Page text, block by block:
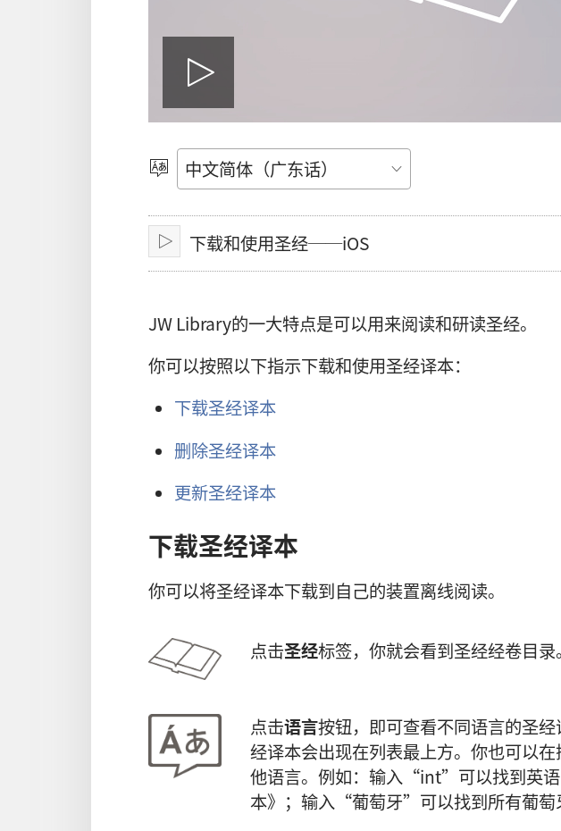
播
放
影
选
语
言播
放
下载和使用圣经──iOS
JW Library的一大特点是可以用来阅读和研读圣经。
你可以按照以下指示下载和使用圣经译本：
下载圣经译本
删除圣经译本
更新圣经译本
下载圣经译本
你可以将圣经译本下载到自己的装置离线阅读。
点击圣经标签，你就会看到圣经经卷目录。
点击语言按钮，即可查看不同语言的圣
经译本会出现在列表最上方。你也可以
他语言。例如：输入“int”可以找到英
本》；输入“葡萄牙”可以找到所有葡萄